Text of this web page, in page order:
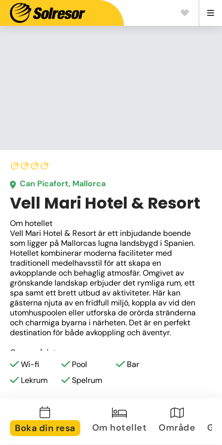
Can Picafort, Mallorca
Vell Mari Hotel & Resort
Om hotellet
Vell Mari Hotel & Resort är ett inbjudande boende
som ligger på Mallorcas lugna landsbygd i Spanien.
Hotellet kombinerar moderna faciliteter med
traditionell medelhavsstil för att skapa en
avkopplande och behaglig atmosfär. Omgivet av
grönskande landskap erbjuder det rymliga rum, ett
spa samt ett brett utbud av aktiviteter. Här kan
gästerna njuta av en fridfull miljö, koppla av vid den
utomhuspoolen eller utforska de orörda stränderna
och charmiga byarna i närheten. Det är en perfekt
destination för både avkoppling och äventyr.
Om området
Vell Mari Hotel & Resort ligger nära flera sevärdheter
charmiga städerna Pollenca och Alcudia, som båda
Formentor och de populära stränderna vid Playa de
Muro och Alcudia. Området är även populärt för
vandring och cykling, och gäster kan besöka de
Wi-fi Pool
Bar
Lekrum
Spelrum
Boka din resa Om hotellet Område